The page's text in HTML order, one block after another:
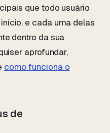
que todo usuário
e cada uma delas
dentro da sua
aprofundar,
como funciona o
de